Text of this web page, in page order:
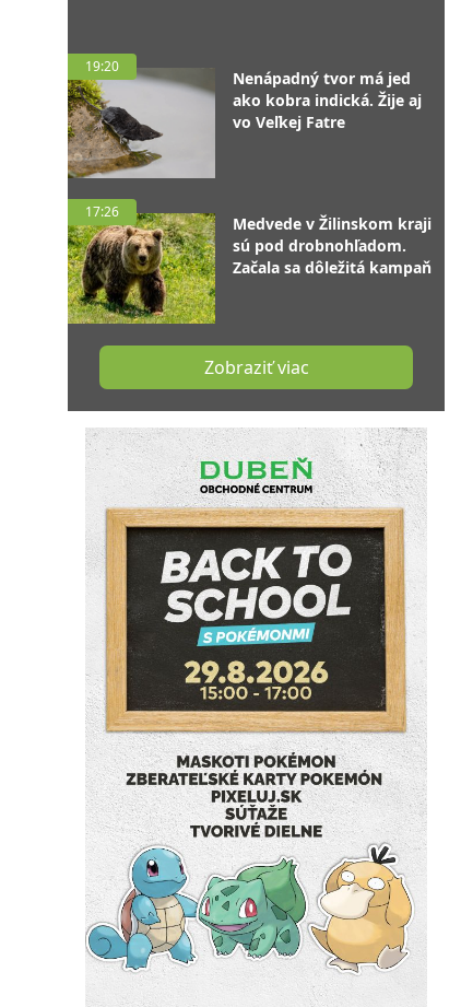
19:20
Nenápadný tvor má jed
ako kobra indická. Žije aj
vo Veľkej Fatre
17:26
Medvede v Žilinskom kraji
sú pod drobnohľadom.
Začala sa dôležitá kampaň
Zobraziť viac